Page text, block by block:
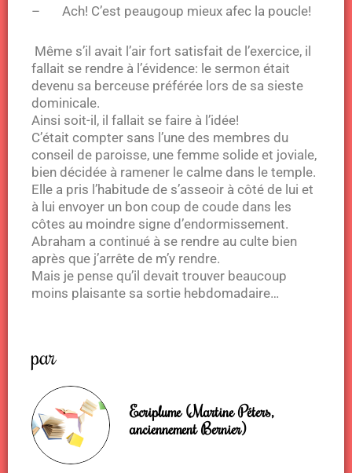
– Ach! C’est peaugoup mieux afec la poucle!
Même s’il avait l’air fort satisfait de l’exercice, il
fallait se rendre à l’évidence: le sermon était
devenu sa berceuse préférée lors de sa sieste
dominicale.
Ainsi soit-il, il fallait se faire à l’idée!
C’était compter sans l’une des membres du
conseil de paroisse, une femme solide et joviale,
bien décidée à ramener le calme dans le temple.
Elle a pris l’habitude de s’asseoir à côté de lui et
à lui envoyer un bon coup de coude dans les
côtes au moindre signe d’endormissement.
Abraham a continué à se rendre au culte bien
après que j’arrête de m’y rendre.
Mais je pense qu’il devait trouver beaucoup
moins plaisante sa sortie hebdomadaire…
par
Ecriplume (Martine Péters,
anciennement Bernier)